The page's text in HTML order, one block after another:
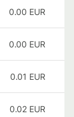
0.00 EUR
0.00 EUR
0.01 EUR
0.02 EUR